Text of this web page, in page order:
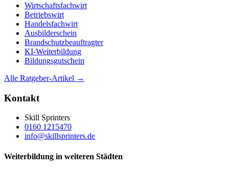
Wirtschaftsfachwirt
Betriebswirt
Handelsfachwirt
Ausbilderschein
Brandschutzbeauftragter
KI-Weiterbildung
Bildungsgutschein
Alle Ratgeber-Artikel →
Kontakt
Skill Sprinters
0160 1215470
info@skillsprinters.de
Weiterbildung in weiteren Städten